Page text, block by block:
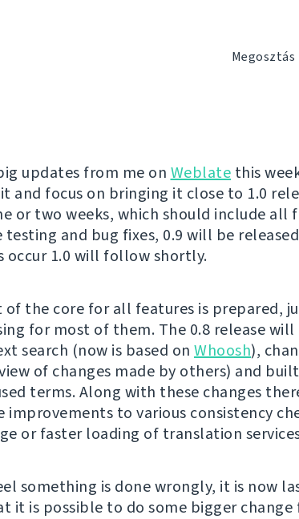
Megosztás
updates from me on Weblate this
and focus on bringing it close to 1.0
or two weeks, which should include all
testing and bug fixes, 0.9 will be
occur 1.0 will follow shortly.
the core for all features is prepared,
for most of them. The 0.8 release
search (now is based on Whoosh),
of changes made by others) and
terms. Along with these changes
improvements to various consistency
or faster loading of translation
something is done wrongly, it is now
it is possible to do some bigger change